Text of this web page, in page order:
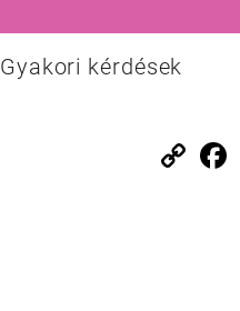
Gyakori kérdések
Copy
Link